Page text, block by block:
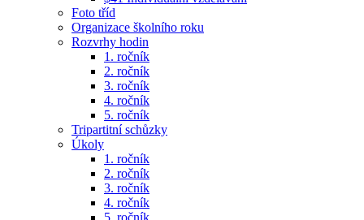
Foto tříd
Organizace školního roku
Rozvrhy hodin
1. ročník
2. ročník
3. ročník
4. ročník
5. ročník
Tripartitní schůzky
Úkoly
1. ročník
2. ročník
3. ročník
4. ročník
5. ročník